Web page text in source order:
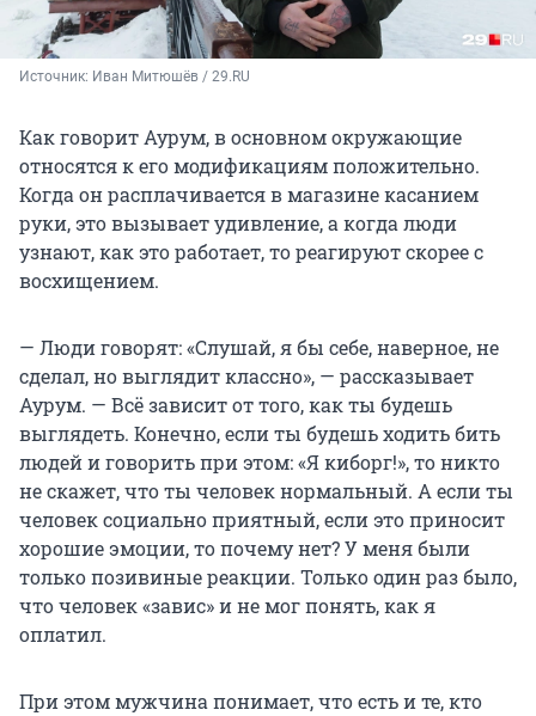
Источник: Иван Митюшёв / 29.RU
Как говорит Аурум, в основном окружающие
относятся к его модификациям положительно.
Когда он расплачивается в магазине касанием
руки, это вызывает удивление, а когда люди
узнают, как это работает, то реагируют скорее с
восхищением.
— Люди говорят: «Слушай, я бы себе, наверное, не
сделал, но выглядит классно», — рассказывает
Аурум. — Всё зависит от того, как ты будешь
выглядеть. Конечно, если ты будешь ходить бить
людей и говорить при этом: «Я киборг!», то никто
не скажет, что ты человек нормальный. А если ты
человек социально приятный, если это приносит
хорошие эмоции, то почему нет? У меня были
только позивиные реакции. Только один раз было,
что человек «завис» и не мог понять, как я
оплатил.
При этом мужчина понимает, что есть и те, кто